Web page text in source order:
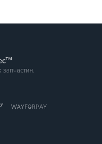
тм
запчастин.